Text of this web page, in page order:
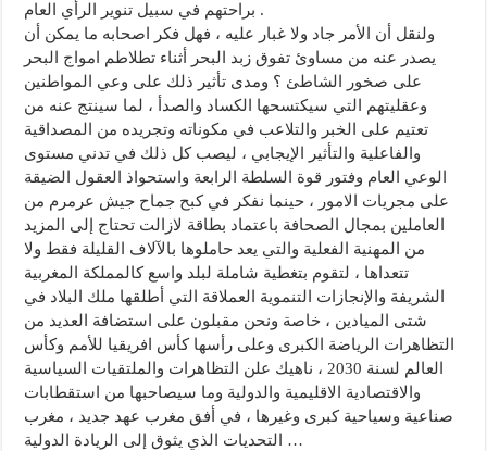
براحتهم في سبيل تنوير الرأي العام .
ولنقل أن الأمر جاد ولا غبار عليه ، فهل فكر اصحابه ما يمكن أن
يصدر عنه من مساوئ تفوق زبد البحر أثناء تطلاطم امواج البحر
على صخور الشاطئ ؟ ومدى تأثير ذلك على وعي المواطنين
وعقليتهم التي سيكتسحها الكساد والصدأ ، لما سينتج عنه من
تعتيم على الخبر والتلاعب في مكوناته وتجريده من المصداقية
والفاعلية والتأثير الإيجابي ، ليصب كل ذلك في تدني مستوى
الوعي العام وفتور قوة السلطة الرابعة واستحواذ العقول الضيقة
على مجريات الامور ، حينما نفكر في كبح جماح جيش عرمرم من
العاملين بمجال الصحافة باعتماد بطاقة لازالت تحتاج إلى المزيد
من المهنية الفعلية والتي يعد حاملوها بالآلاف القليلة فقط ولا
تتعداها ، لتقوم بتغطية شاملة لبلد واسع كالمملكة المغربية
الشريفة والإنجازات التنموية العملاقة التي أطلقها ملك البلاد في
شتى الميادين ، خاصة ونحن مقبلون على استضافة العديد من
التظاهرات الرياضة الكبرى وعلى رأسها كأس افريقيا للأمم وكأس
العالم لسنة 2030 ، ناهيك علن التظاهرات والملتقيات السياسية
والاقتصادية الاقليمية والدولية وما سيصاحبها من استقطابات
صناعية وسياحية كبرى وغيرها ، في أفق مغرب عهد جديد ، مغرب
التحديات الذي يثوق إلى الريادة الدولية …